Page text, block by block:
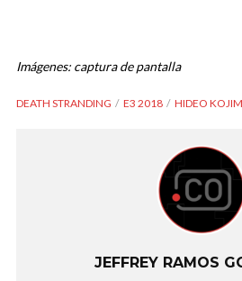
Imágenes: captura de pantalla
DEATH STRANDING E3 2018 HIDEO
JEFFREY RAMOS